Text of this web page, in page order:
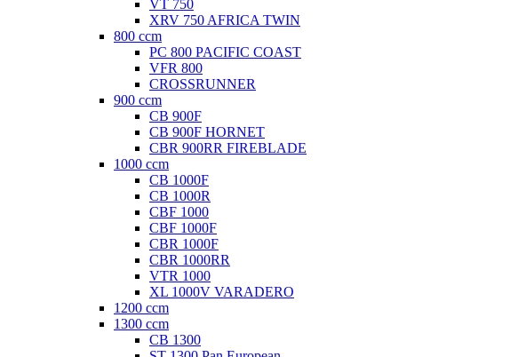
VT 750
XRV 750 AFRICA TWIN
800 ccm
PC 800 PACIFIC COAST
VFR 800
CROSSRUNNER
900 ccm
CB 900F
CB 900F HORNET
CBR 900RR FIREBLADE
1000 ccm
CB 1000F
CB 1000R
CBF 1000
CBF 1000F
CBR 1000F
CBR 1000RR
VTR 1000
XL 1000V VARADERO
1200 ccm
1300 ccm
CB 1300